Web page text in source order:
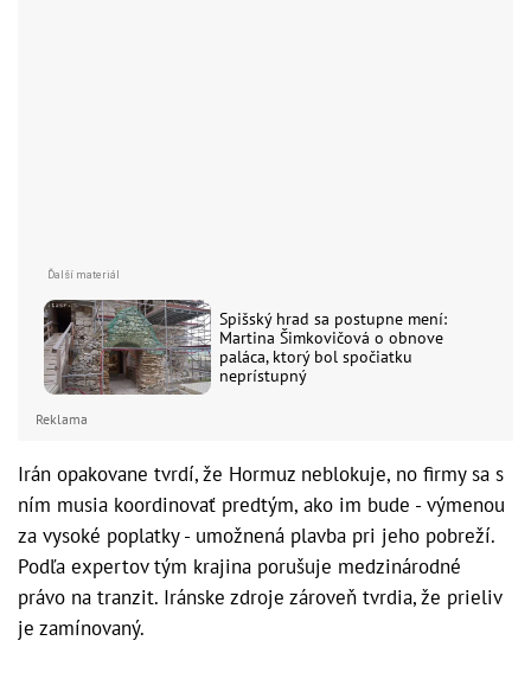
Spišský hrad sa postupne mení:
Martina Šimkovičová o obnove
paláca, ktorý bol spočiatku
neprístupný
Reklama
Irán opakovane tvrdí, že Hormuz neblokuje, no firmy sa s
ním musia koordinovať predtým, ako im bude - výmenou
za vysoké poplatky - umožnená plavba pri jeho pobreží.
Podľa expertov tým krajina porušuje medzinárodné
právo na tranzit. Iránske zdroje zároveň tvrdia, že prieliv
je zamínovaný.